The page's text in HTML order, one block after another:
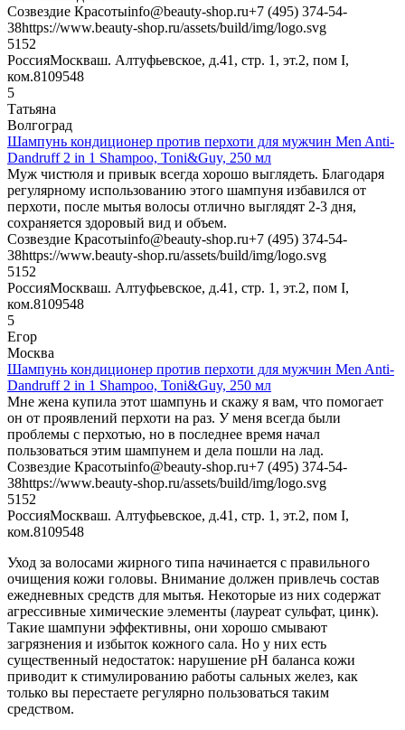
Созвездие Красотыinfo@beauty-shop.ru+7 (495) 374-54-
38https://www.beauty-shop.ru/assets/build/img/logo.svg
5152
РоссияМоскваш. Алтуфьевское, д.41, стр. 1, эт.2, пом I,
ком.8109548
5
Татьяна
Волгоград
Шампунь кондиционер против перхоти для мужчин Men Anti-
Dandruff 2 in 1 Shampoo, Toni&Guy, 250 мл
Муж чистюля и привык всегда хорошо выглядеть. Благодаря
регулярному использованию этого шампуня избавился от
перхоти, после мытья волосы отлично выглядят 2-3 дня,
сохраняется здоровый вид и объем.
Созвездие Красотыinfo@beauty-shop.ru+7 (495) 374-54-
38https://www.beauty-shop.ru/assets/build/img/logo.svg
5152
РоссияМоскваш. Алтуфьевское, д.41, стр. 1, эт.2, пом I,
ком.8109548
5
Егор
Москва
Шампунь кондиционер против перхоти для мужчин Men Anti-
Dandruff 2 in 1 Shampoo, Toni&Guy, 250 мл
Мне жена купила этот шампунь и скажу я вам, что помогает
он от проявлений перхоти на раз. У меня всегда были
проблемы с перхотью, но в последнее время начал
пользоваться этим шампунем и дела пошли на лад.
Созвездие Красотыinfo@beauty-shop.ru+7 (495) 374-54-
38https://www.beauty-shop.ru/assets/build/img/logo.svg
5152
РоссияМоскваш. Алтуфьевское, д.41, стр. 1, эт.2, пом I,
ком.8109548
Уход за волосами жирного типа начинается с правильного
очищения кожи головы. Внимание должен привлечь состав
ежедневных средств для мытья. Некоторые из них содержат
агрессивные химические элементы (лауреат сульфат, цинк).
Такие шампуни эффективны, они хорошо смывают
загрязнения и избыток кожного сала. Но у них есть
существенный недостаток: нарушение pH баланса кожи
приводит к стимулированию работы сальных желез, как
только вы перестаете регулярно пользоваться таким
средством.